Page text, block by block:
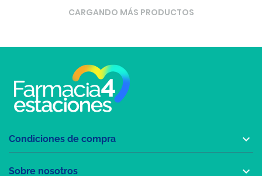
CARGANDO MÁS PRODUCTOS
Condiciones de compra 
Sobre nosotros 